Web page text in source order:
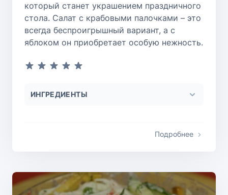
который станет украшением праздничного
стола. Салат с крабовыми палочками – это
всегда беспроигрышный вариант, а с
яблоком он приобретает особую нежность.
ИНГРЕДИЕНТЫ
Подробнее